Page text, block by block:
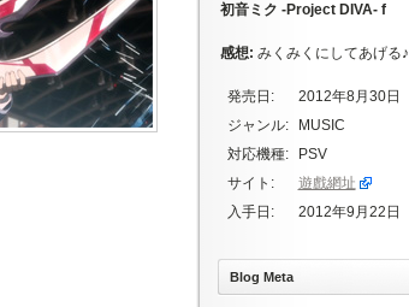
初音ミク -Project DIVA- f
感想: みくみくにしてあげる♪
発売日:
2012年8月30日
ジャンル:
MUSIC
対応機種:
PSV
サイト:
遊戲網址
入手日:
2012年9月22日
Blog Meta